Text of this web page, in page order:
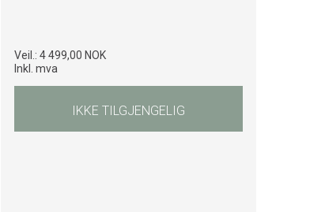
Veil.:4 499,00 NOK
Inkl. mva
IKKE TILGJENGELIG